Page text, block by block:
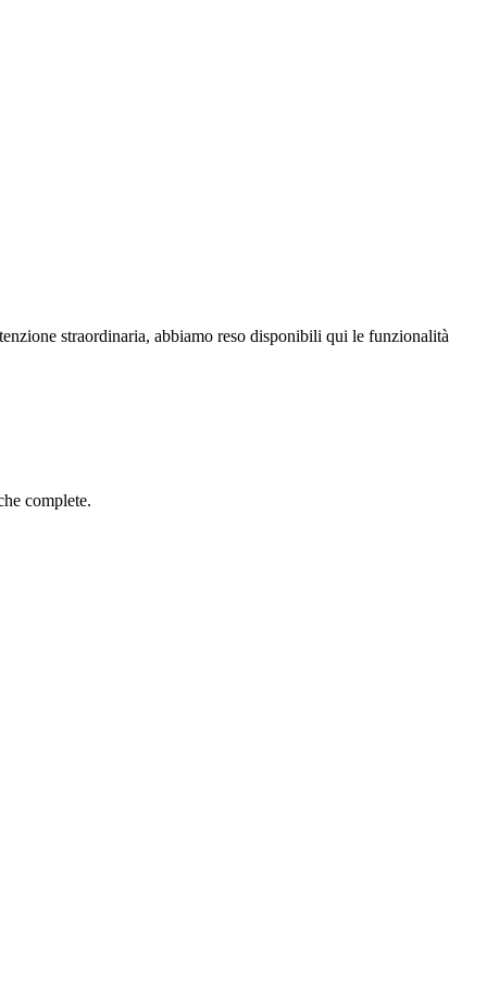
straordinaria, abbiamo reso disponibili qui le funzionalità
complete.